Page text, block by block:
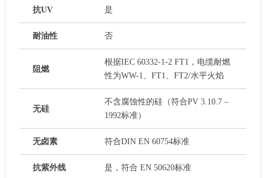
抗UV 是
耐油性 否
阻燃
根据IEC 60332-1-2 FT1，电缆耐燃
性为WW-1、FT1、FT2/水平火焰
无硅
不含腐蚀性的硅（符合PV 3.10.7 –
1992标准）
无卤素 符合DIN EN 60754标准
抗紫外线 是，符合 EN 50620标准